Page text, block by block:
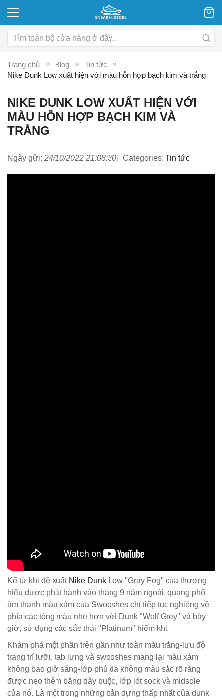
Trang chủ Blog
Tin tức
Nike Dunk Low xuất hiện với màu hỗn hợp bạch kim và trắng
NIKE DUNK LOW XUẤT HIỆN VỚI
MÀU HỖN HỢP BẠCH KIM VÀ
TRẮNG
Ngày gửi: 24/10/2022 21:08:30 Categories: Tin tức
Kể từ khi đề xuất Nike Dunk Low "Gray Fog" của thương
hiệu được phát hành vào tháng 9 năm ngoái, quang phổ
âm thanh màu xám của Swooshes chỉ tiếp tục nghiêng về
phía các tông màu nhẹ hơn với Dunk "Wolf Grey" và bây
giờ, sử dụng các sắc thái "Platinum" hiếm khi.
Khám phá một phần trên gần như toàn màu trắng-lưu độ
trang trí lưỡi, tab lưng và swooshes mang lại màu xám
không bao giờ sáng-lớp phủ da không màu sắc rõ ràng
được neo thêm bằng dây buộc, lớp lót sock và midsole
của nó. Là một trong những bản dựng thấp nhất của dunk